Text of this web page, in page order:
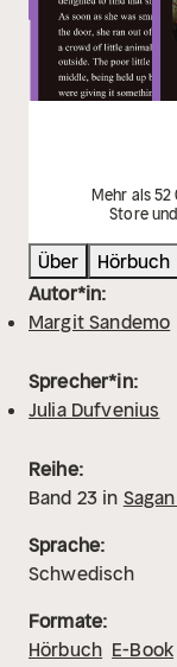
Mehr als
Store
Über Hörbuch
Autor*in:
Margit Sandemo
Sprecher*in:
Julia Dufvenius
Reihe:
Band 23 in
Sprache:
Schwedisch
Formate:
Hörbuch E-Book